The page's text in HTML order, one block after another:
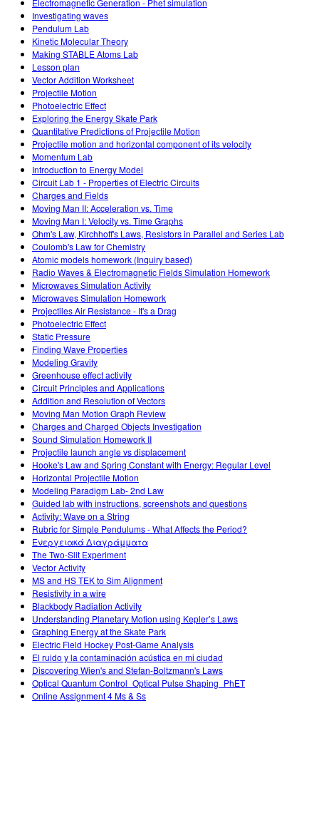
Electromagnetic Generation - Phet simulation
Investigating waves
Pendulum Lab
Kinetic Molecular Theory
Making STABLE Atoms Lab
Lesson plan
Vector Addition Worksheet
Projectile Motion
Photoelectric Effect
Exploring the Energy Skate Park
Quantitative Predictions of Projectile Motion
Projectile motion and horizontal component of its velocity
Momentum Lab
Introduction to Energy Model
Circuit Lab 1 - Properties of Electric Circuits
Charges and Fields
Moving Man II: Acceleration vs. Time
Moving Man I: Velocity vs. Time Graphs
Ohm's Law, Kirchhoff's Laws, Resistors in Parallel and Series Lab
Coulomb's Law for Chemistry
Atomic models homework (Inquiry based)
Radio Waves & Electromagnetic Fields Simulation Homework
Microwaves Simulation Activity
Microwaves Simulation Homework
Projectiles Air Resistance - It's a Drag
Photoelectric Effect
Static Pressure
Finding Wave Properties
Modeling Gravity
Greenhouse effect activity
Circuit Principles and Applications
Addition and Resolution of Vectors
Moving Man Motion Graph Review
Charges and Charged Objects Investigation
Sound Simulation Homework II
Projectile launch angle vs displacement
Hooke's Law and Spring Constant with Energy: Regular Level
Horizontal Projectile Motion
Modeling Paradigm Lab- 2nd Law
Guided lab with instructions, screenshots and questions
Activity: Wave on a String
Rubric for Simple Pendulums - What Affects the Period?
Ενεργειακά Διαγράμματα
The Two-Slit Experiment
Vector Activity
MS and HS TEK to Sim Alignment
Resistivity in a wire
Blackbody Radiation Activity
Understanding Planetary Motion using Kepler’s Laws
Graphing Energy at the Skate Park
Electric Field Hockey Post-Game Analysis
El ruido y la contaminación acústica en mi ciudad
Discovering Wien's and Stefan-Boltzmann's Laws
Optical Quantum Control_Optical Pulse Shaping_PhET
Online Assignment 4 Ms & Ss